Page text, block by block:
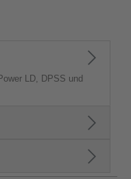
LD, DPSS und